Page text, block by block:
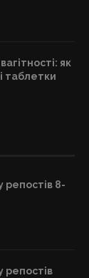
як
таблетки
8-
репостів